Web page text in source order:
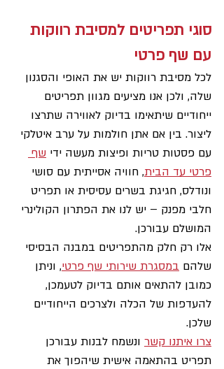
סוגי תפריטים למסיבת רווקות
עם שף פרטי
לכל מסיבת רווקות יש את האופי והסגנון
שלה, ולכן אנו מציעים מגוון תפריטים
ייחודיים שיתאימו בדיוק לאווירה שתרצו
ליצור. בין אם אתן חולמות על ערב איטלקי
עם פסטות טריות ופיצות מעשה ידי שף
פרטי עד הבית, חוויה אסייתית עם סושי
ונודלס, חגיגת בשרים עסיסית או תפריט
חלבי מפנק – יש לנו את הפתרון הקולינרי
המושלם עבורכן.
אלו רק חלק מהתפריטים במבנה הבסיסי
שלהם במסגרת שירותי שף פרטי, וניתן
כמובן להתאים אותם בדיוק לטעמכן,
להעדפות של הכלה ולצרכים הייחודיים
שלכן.
צרו איתנו קשר ונשמח לבנות עבורכן
תפריט בהתאמה אישית שיהפוך את